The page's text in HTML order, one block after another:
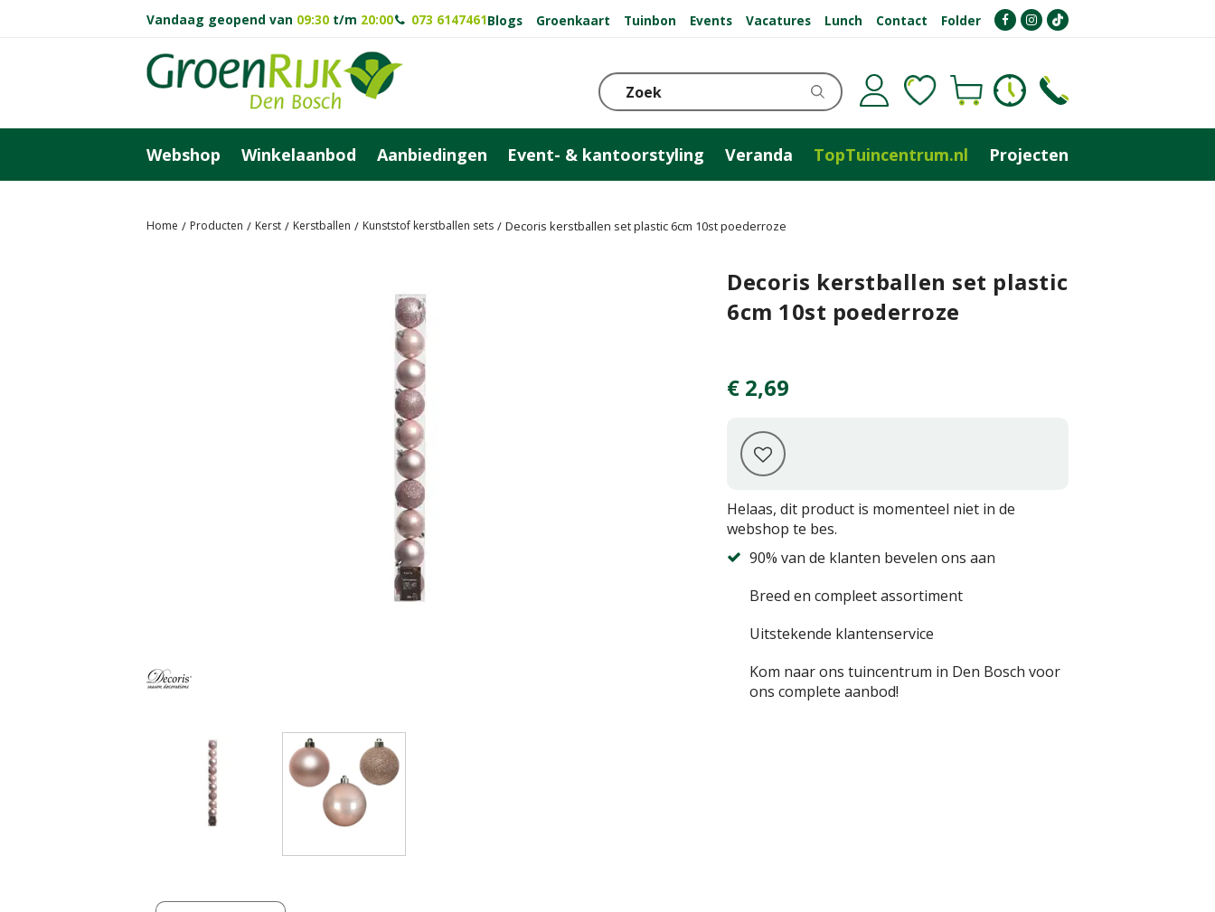
Home Producten Kerst Kerstballen Kunststof kerstballen sets Decoris kerstballen set plastic 6cm 10st poederroze
Vandaag geopend van 09:30 t/m 20:00 073 6147461Blogs Groenkaart Tuinbon Events Vacatures Lunch Contact Folder
Webshop Winkelaanbod Aanbiedingen Event- & kantoorstyling Veranda TopTuincentrum.nl Projecten
Decoris kerstballen set plastic
6cm 10st poederroze
€ 2,69
Helaas, dit product is momenteel niet in de
webshop te bes.
90% van de klanten bevelen ons aan
Breed en compleet assortiment
Uitstekende klantenservice
Kom naar ons tuincentrum in Den Bosch voor
ons complete aanbod!